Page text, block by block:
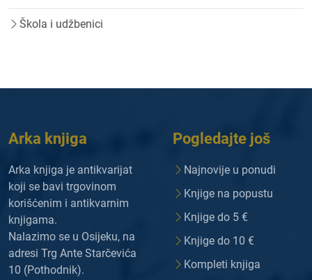
Škola i udžbenici
Arka knjiga
Arka knjiga je antikvarijat
koji se bavi trgovinom
korišćenim i antikvarnim
knjigama.
Nalazimo se u Osijeku, na
adresi Trg Ante Starčevića
10 (Pothodnik).
Pogledajte još
Najnovije u ponudi
Knjige na popustu
Knjige do 5 €
Knjige do 10 €
Kompleti knjiga